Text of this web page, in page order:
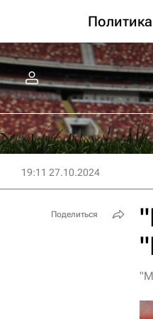
Политика
19:11 27.10.2024
Поделиться